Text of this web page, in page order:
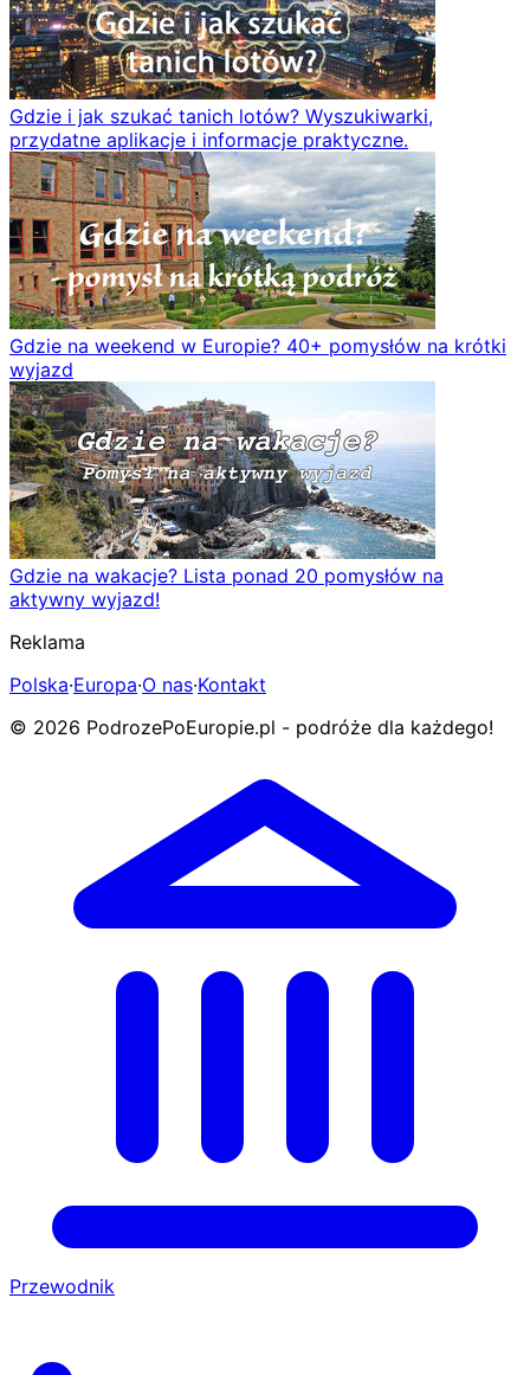
Gdzie i jak szukać tanich lotów? Wyszukiwarki,
przydatne aplikacje i informacje praktyczne.
Gdzie na weekend w Europie? 40+ pomysłów na krótki
wyjazd
Gdzie na wakacje? Lista ponad 20 pomysłów na
aktywny wyjazd!
Reklama
Polska·Europa·O nas·Kontakt
© 2026 PodrozePoEuropie.pl - podróże dla każdego!
Przewodnik